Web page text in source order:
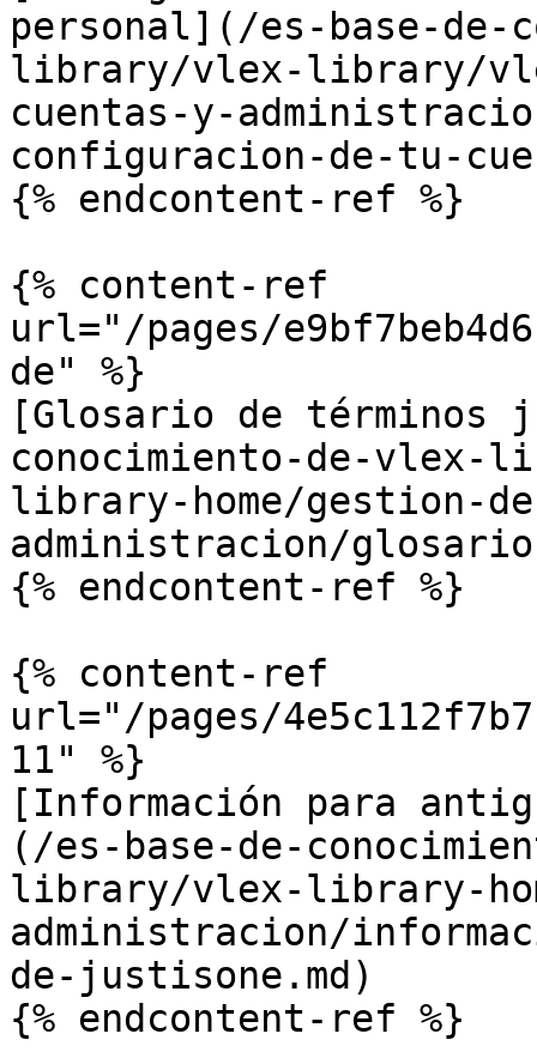
personal](/es-base-de-
library/vlex-library/
cuentas-y-
configuracion-de-tu-
{% endcontent-ref %}
{% content-ref
url="/pages/
de" %}
[Glosario de términos
conocimiento-de-
library-home/gestion-
administracion/
{% endcontent-ref %}
{% content-ref
url="/pages/
11" %}
[Información para
(/es-base-de-
library/vlex-library-
administracion/
de-justisone.md)
{% endcontent-ref %}